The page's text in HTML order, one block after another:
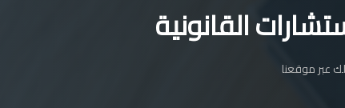
القانونية
عبر موقعنا